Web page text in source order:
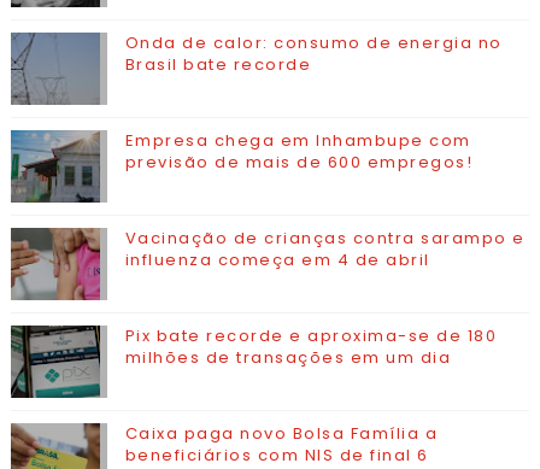
Onda de calor: consumo de energia no
Brasil bate recorde
Empresa chega em Inhambupe com
previsão de mais de 600 empregos!
Vacinação de crianças contra sarampo e
influenza começa em 4 de abril
Pix bate recorde e aproxima-se de 180
milhões de transações em um dia
Caixa paga novo Bolsa Família a
beneficiários com NIS de final 6